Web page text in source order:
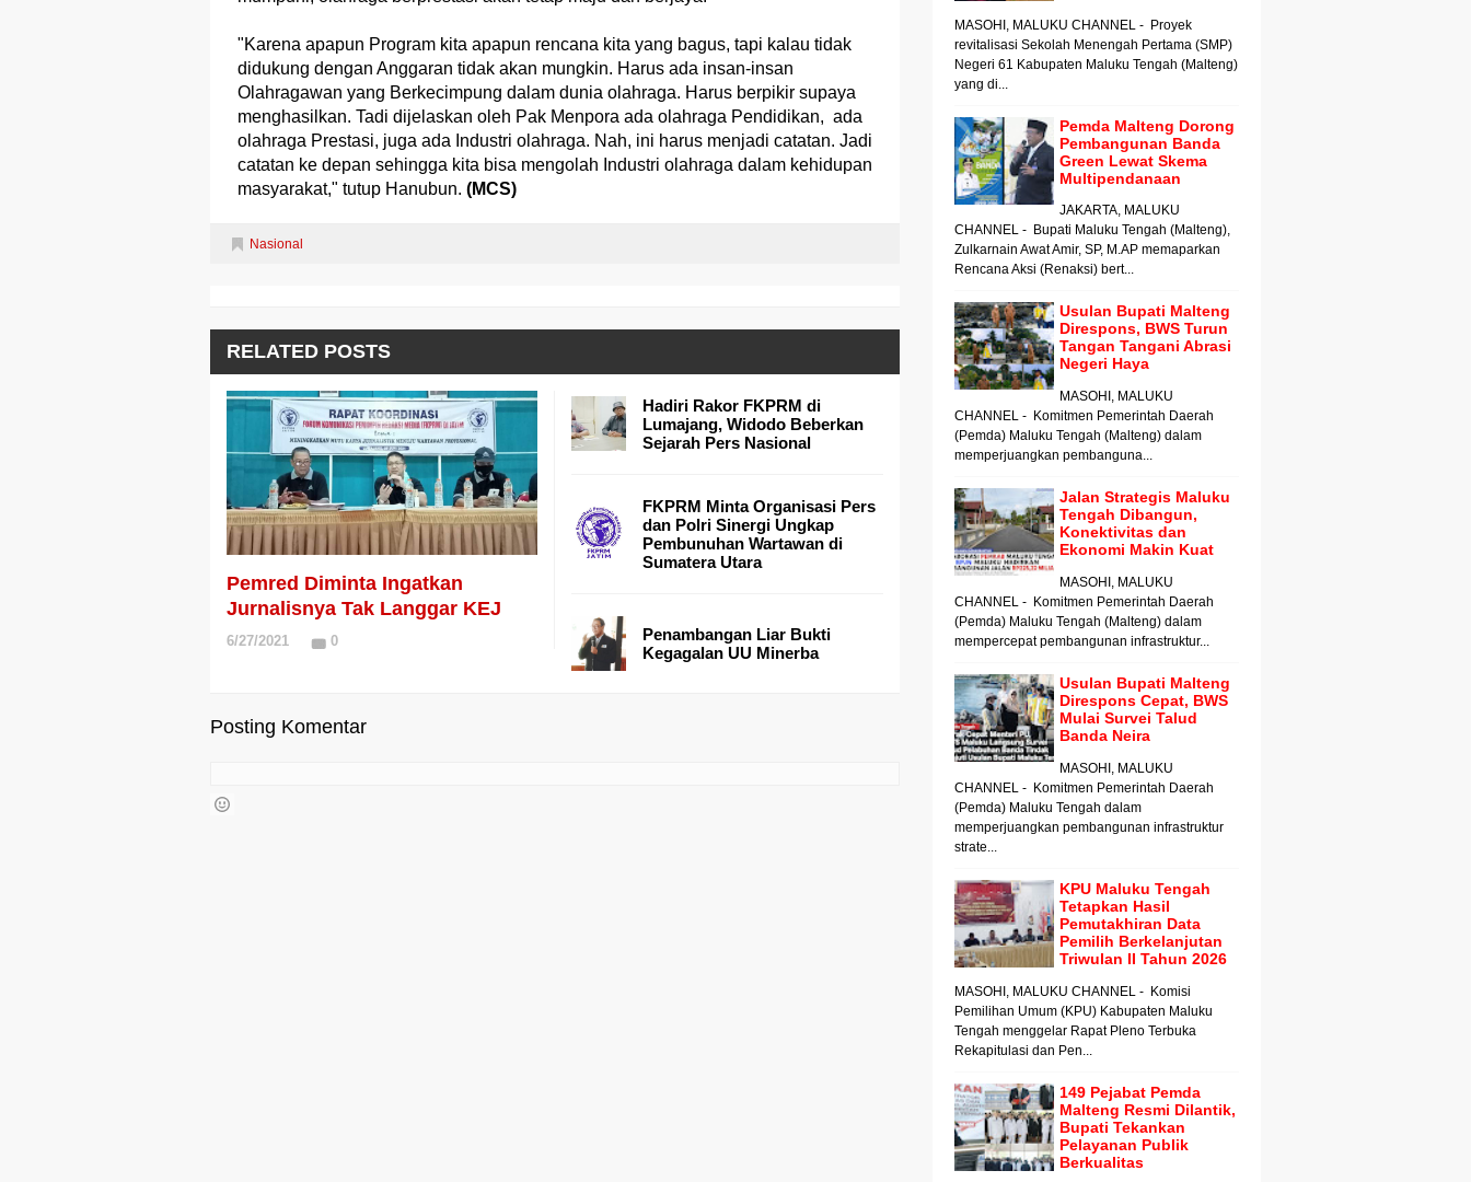
"Karena apapun Program kita apapun rencana kita yang bagus, tapi kalau tidak
didukung dengan Anggaran tidak akan mungkin. Harus ada insan-insan
Olahragawan yang Berkecimpung dalam dunia olahraga. Harus berpikir supaya
menghasilkan. Tadi dijelaskan oleh Pak Menpora ada olahraga Pendidikan, ada
olahraga Prestasi, juga ada Industri olahraga. Nah, ini harus menjadi catatan. Jadi
catatan ke depan sehingga kita bisa mengolah Industri olahraga dalam kehidupan
masyarakat," tutup Hanubun. (MCS)
Nasional
RELATED POSTS
Pemred Diminta Ingatkan
Jurnalisnya Tak Langgar KEJ
6/27/2021 0
Hadiri Rakor FKPRM di
Lumajang, Widodo Beberkan
Sejarah Pers Nasional
FKPRM Minta Organisasi Pers
dan Polri Sinergi Ungkap
Pembunuhan Wartawan di
Sumatera Utara
Penambangan Liar Bukti
Kegagalan UU Minerba
Posting Komentar
MASOHI, MALUKU CHANNEL - Proyek
revitalisasi Sekolah Menengah Pertama (SMP)
Negeri 61 Kabupaten Maluku Tengah (Malteng)
yang di...
Pemda Malteng Dorong
Pembangunan Banda
Green Lewat Skema
Multipendanaan
JAKARTA, MALUKU
CHANNEL - Bupati Maluku Tengah (Malteng),
Zulkarnain Awat Amir, SP, M.AP memaparkan
Rencana Aksi (Renaksi) bert...
Usulan Bupati Malteng
Direspons, BWS Turun
Tangan Tangani Abrasi
Negeri Haya
MASOHI, MALUKU
CHANNEL - Komitmen Pemerintah Daerah
(Pemda) Maluku Tengah (Malteng) dalam
memperjuangkan pembanguna...
Jalan Strategis Maluku
Tengah Dibangun,
Konektivitas dan
Ekonomi Makin Kuat
MASOHI, MALUKU
CHANNEL - Komitmen Pemerintah Daerah
(Pemda) Maluku Tengah (Malteng) dalam
mempercepat pembangunan infrastruktur...
Usulan Bupati Malteng
Direspons Cepat, BWS
Mulai Survei Talud
Banda Neira
MASOHI, MALUKU
CHANNEL - Komitmen Pemerintah Daerah
(Pemda) Maluku Tengah dalam
memperjuangkan pembangunan infrastruktur
strate...
KPU Maluku Tengah
Tetapkan Hasil
Pemutakhiran Data
Pemilih Berkelanjutan
Triwulan II Tahun 2026
MASOHI, MALUKU CHANNEL - Komisi
Pemilihan Umum (KPU) Kabupaten Maluku
Tengah menggelar Rapat Pleno Terbuka
Rekapitulasi dan Pen...
149 Pejabat Pemda
Malteng Resmi Dilantik,
Bupati Tekankan
Pelayanan Publik
Berkualitas